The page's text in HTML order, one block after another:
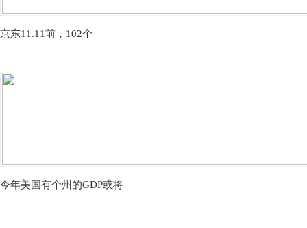
京东11.11前，102个
今年美国有个州的GDP或将